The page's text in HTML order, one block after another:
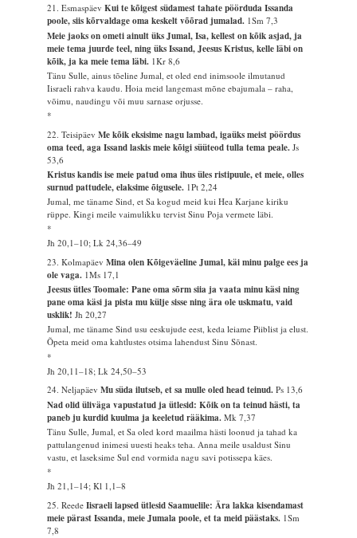
21. EsmaspäevKui te kõigest südamest tahate pöörduda Issanda
poole, siis kõrvaldage oma keskelt võõrad jumalad. 1Sm 7,3
Meie jaoks on ometi ainult üks Jumal, Isa, kellest on kõik asjad, ja
meie tema juurde teel, ning üks Issand, Jeesus Kristus, kelle läbi on
kõik, ja ka meie tema läbi. 1Kr 8,6
Tänu Sulle, ainus tõeline Jumal, et oled end inimsoole ilmutanud
Iisraeli rahva kaudu. Hoia meid langemast mõne ebajumala – raha,
võimu, naudingu või muu sarnase orjusse.
*
22. TeisipäevMe kõik eksisime nagu lambad, igaüks meist pöördus
oma teed, aga Issand laskis meie kõigi süüteod tulla tema peale.Js
53,6
Kristus kandis ise meie patud oma ihus üles ristipuule, et meie, olles
surnud pattudele, elaksime õigusele. 1Pt 2,24
Jumal, me täname Sind, et Sa kogud meid kui Hea Karjane kiriku
rüppe. Kingi meile vaimulikku tervist Sinu Poja vermete läbi.
*
Jh 20,1–10; Lk 24,36–49
23. KolmapäevMina olen Kõigeväeline Jumal, käi minu palge ees ja
ole vaga. 1Ms 17,1
Jeesus ütles Toomale: Pane oma sõrm siia ja vaata minu käsi ning
pane oma käsi ja pista mu külje sisse ning ära ole uskmatu, vaid
usklik!Jh 20,27
Jumal, me täname Sind usu eeskujude eest, keda leiame Piiblist ja elust.
Õpeta meid oma kahtlustes otsima lahendust Sinu Sõnast.
*
Jh 20,11–18; Lk 24,50–53
24. NeljapäevMu süda ilutseb, et sa mulle oled head teinud.Ps 13,6
Nad olid üliväga vapustatud ja ütlesid: Kõik on ta teinud hästi, ta
paneb ju kurdid kuulma ja keeletud rääkima.Mk 7,37
Tänu Sulle, Jumal, et Sa oled kord maailma hästi loonud ja tahad ka
pattulangenud inimesi uuesti heaks teha. Anna meile usaldust Sinu
vastu, et laseksime Sul end vormida nagu savi potissepa käes.
*
Jh 21,1–14; Kl 1,1–8
25. ReedeIisraeli lapsed ütlesid Saamuelile: Ära lakka kisendamast
meie pärast Issanda, meie Jumala poole, et ta meid päästaks. 1Sm
7,8